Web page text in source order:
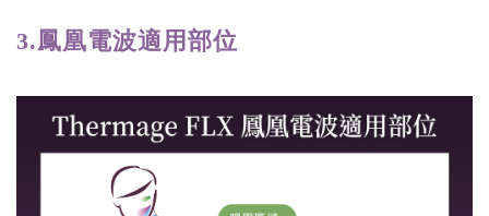
3.鳳凰電波適用部位